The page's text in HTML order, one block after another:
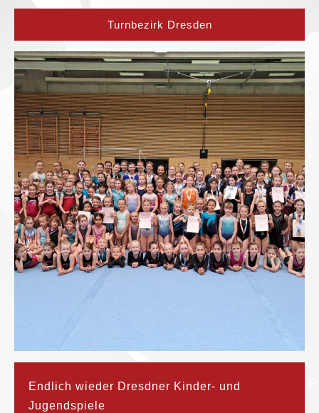
Turnbezirk Dresden
Endlich wieder Dresdner Kinder- und
Jugendspiele